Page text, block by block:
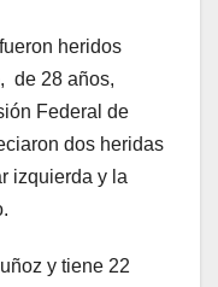
heridos
de 28 años,
Federal de
dos heridas
izquierda y la
y tiene 22